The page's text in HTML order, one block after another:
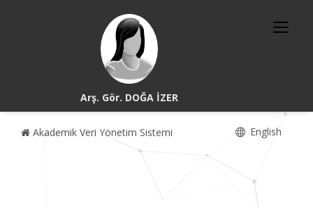
Arş. Gör. DOĞA İZER
Akademik Veri Yönetim Sistemi English